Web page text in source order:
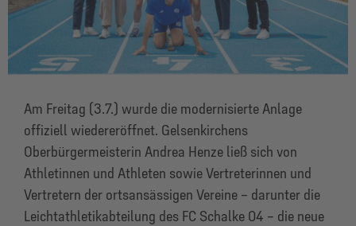
Am Freitag (3.7.) wurde die modernisierte Anlage
offiziell wiedereröffnet. Gelsenkirchens
Oberbürgermeisterin Andrea Henze ließ sich von
Athletinnen und Athleten sowie Vertreterinnen und
Vertretern der ortsansässigen Vereine – darunter die
Leichtathletikabteilung des FC Schalke 04 – die neue